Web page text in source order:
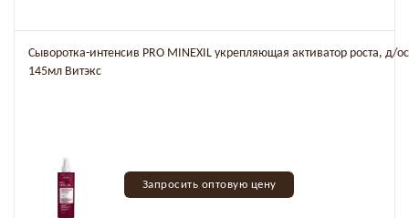
Сыворотка-интенсив PRO MINEXIL укрепляющая активатор роста, д/
145мл Витэкс
Запросить оптовую цену